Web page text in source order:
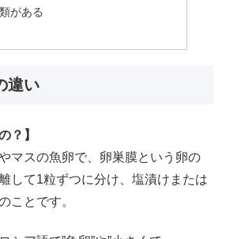
がある
違い
？】
マスの魚卵で、卵巣膜という卵の
して1粒ずつに分け、塩漬けまたは
ことです。